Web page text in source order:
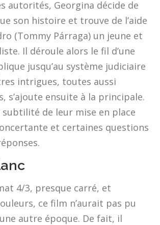
autorités, Georgina décide de
son histoire et trouve de l’aide
(Tommy Párraga) un jeune et
Il déroule alors le fil d’une
jusqu’au système judiciaire
intrigues, toutes aussi
s’ajoute ensuite à la principale.
subtilité de leur mise en place
et certaines questions
4/3, presque carré, et
ce film n’aurait pas pu
autre époque. De fait, il